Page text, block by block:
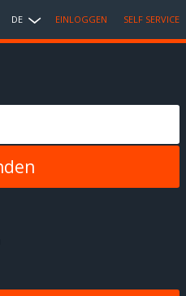
DE EINLOGGEN SELF SERVICE